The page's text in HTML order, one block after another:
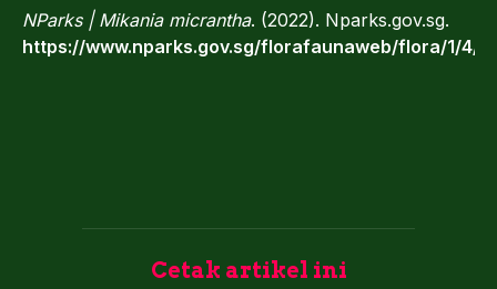
NParks | Mikania micrantha. (2022). Nparks.gov.sg.
https://www.nparks.gov.sg/florafaunaweb/flora/1/4/
Cetak artikel ini